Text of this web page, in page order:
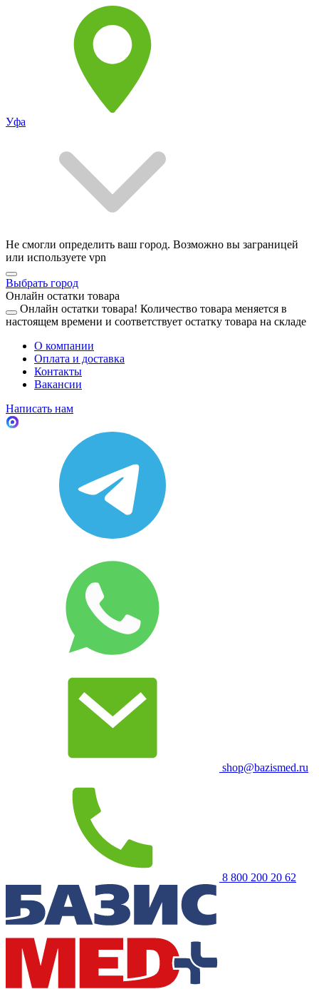
Уфа
Не смогли определить ваш город. Возможно вы заграницей
или используете vpn
Выбрать город
Онлайн остатки товара
Онлайн остатки товара! Количество товара меняется в
настоящем времени и соответствует остатку товара на складе
О компании
Оплата и доставка
Контакты
Вакансии
Написать нам
shop@bazismed.ru
8 800 200 20 62